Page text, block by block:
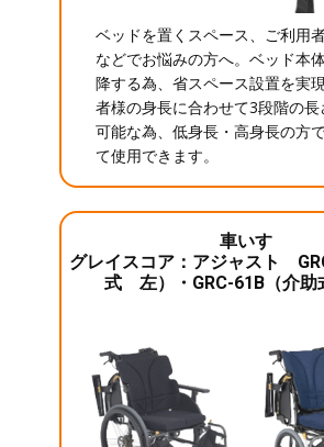
ベッドを置くスペース、ご利用
などでお悩みの方へ。ベッド本
降する為、省スペース設置を実
者様の身長に合わせて3段階の
可能な為、低身長・高身長の方
て使用できます。
車いす
グレイスコア：アジャスト
式 左）・GRC-61B（介助